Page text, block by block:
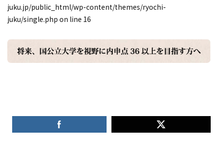
juku.jp/public_html/wp-content/themes/ryochi-
juku/single.php on line 16